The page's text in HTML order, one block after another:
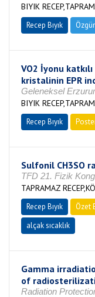
BIYIK
Recep Bıyık
VO2 İyonu
kristalinin EPR
Geleneksel
BIYIK
Recep Bıyık
Sulfonil CH3SO
TFD 21. Fizik
TAPRAMAZ
Recep Bıyık Özet
alçak sıcaklık
Gamma
of
Radiation